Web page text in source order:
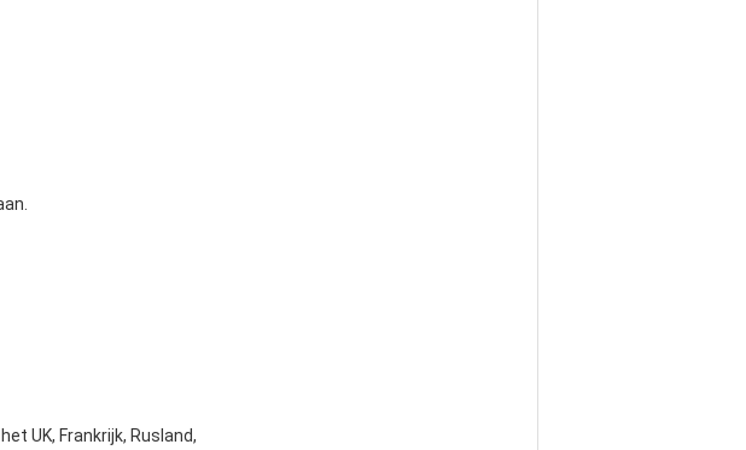
UK, Frankrijk, Rusland,